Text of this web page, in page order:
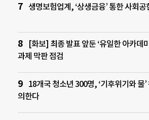
생명보험업계, ‘상생금융’ 통한 사회공
[화보] 최종 발표 앞둔 ‘유일한 아카데
과제 막판 점검
18개국 청소년 300명, ‘기후위기와 물’
의한다